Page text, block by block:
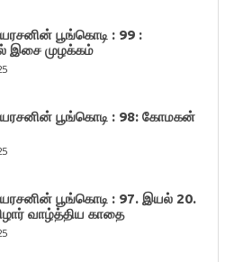
பூங்கொடி : 99 :
இசை முழக்கம்
பூங்கொடி : 98: கோமகன்
பூங்கொடி : 97. இயல் 20.
வாழ்த்திய காதை